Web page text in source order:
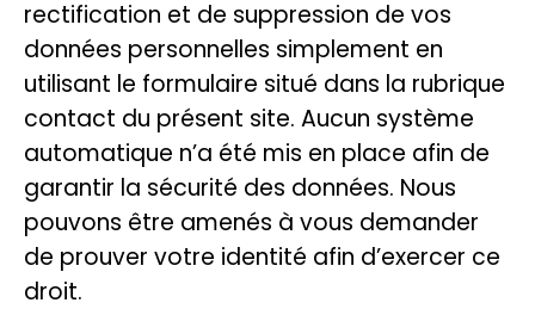
rectification et de suppression de vos
données personnelles simplement en
utilisant le formulaire situé dans la rubrique
contact du présent site. Aucun système
automatique n’a été mis en place afin de
garantir la sécurité des données. Nous
pouvons être amenés à vous demander
de prouver votre identité afin d’exercer ce
droit.